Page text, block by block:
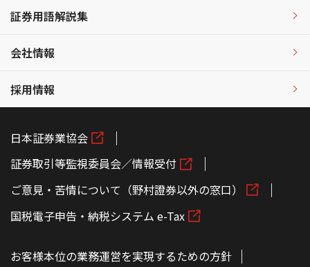
証券用語解説集
会社情報
採用情報
日本証券業協会
証券取引等監視委員会／情報受付
ご意見・苦情について（野村證券以外の窓口）
国税電子申告・納税システム e-Tax
お客様本位の業務運営を実現するための方針